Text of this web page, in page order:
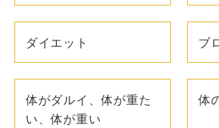
ダイエット ブ
体がダルイ、体が重た
い、体が重い
体